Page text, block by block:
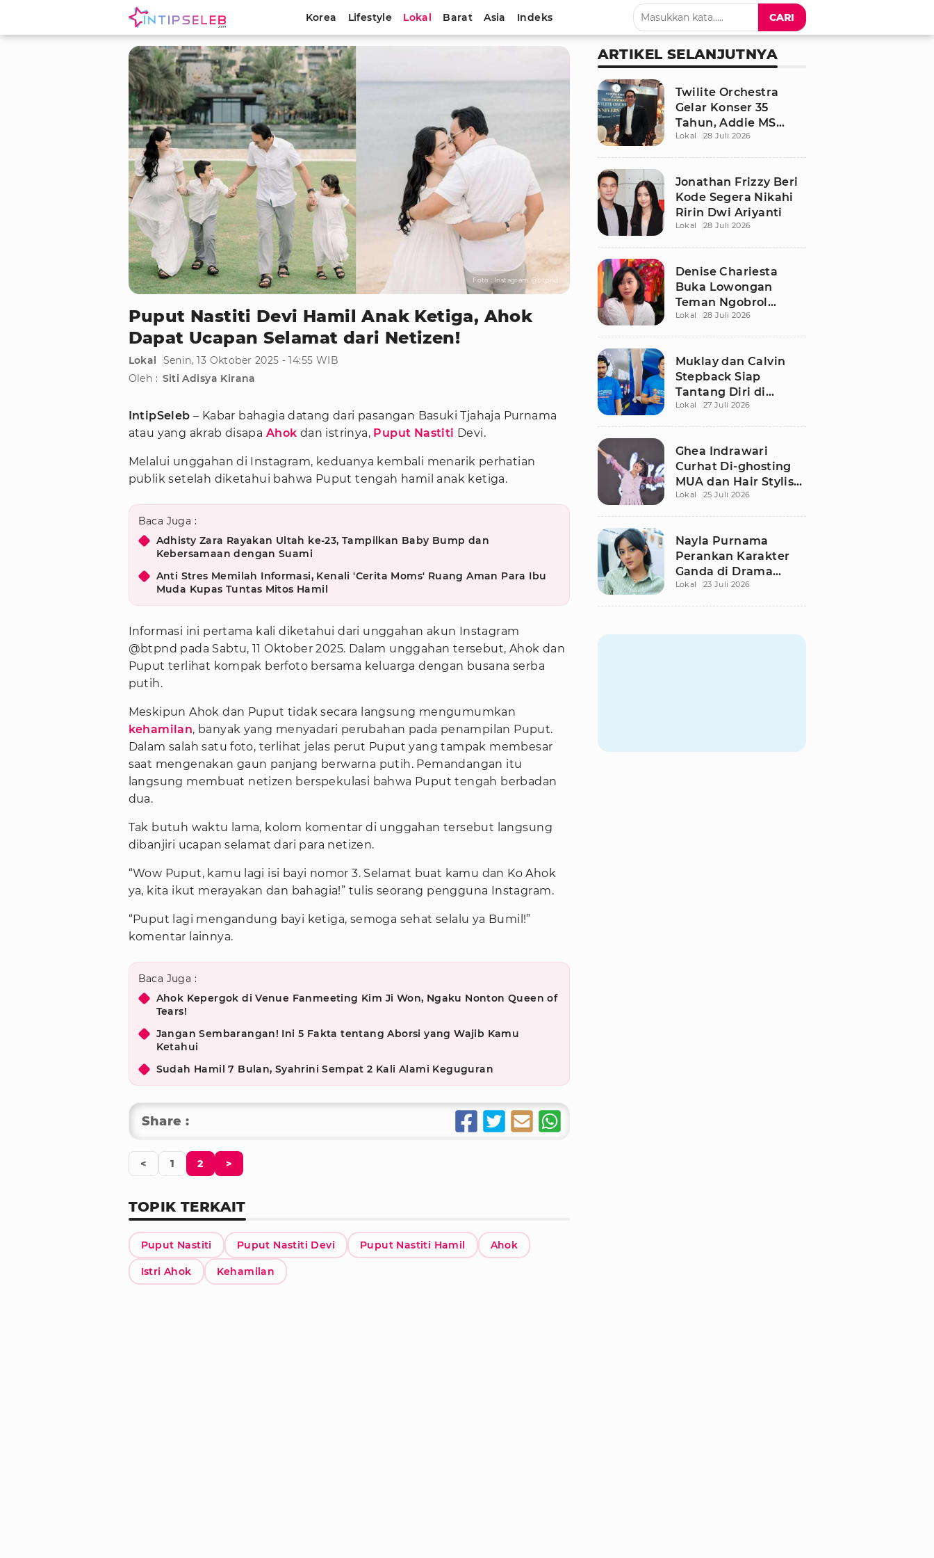
Korea Lifestyle Lokal Barat Asia Indeks CARI
Foto : Instagram @btpnd
Puput Nastiti Devi Hamil Anak Ketiga, Ahok
Dapat Ucapan Selamat dari Netizen!
Lokal
Senin, 13 Oktober 2025 - 14:55 WIB
Oleh : Siti Adisya Kirana
IntipSeleb – Kabar bahagia datang dari pasangan Basuki Tjahaja Purnama
atau yang akrab disapa Ahok dan istrinya, Puput Nastiti Devi.
Melalui unggahan di Instagram, keduanya kembali menarik perhatian
publik setelah diketahui bahwa Puput tengah hamil anak ketiga.
Baca Juga :
Adhisty Zara Rayakan Ultah ke-23, Tampilkan Baby Bump dan
Kebersamaan dengan Suami
Anti Stres Memilah Informasi, Kenali 'Cerita Moms' Ruang Aman Para Ibu
Muda Kupas Tuntas Mitos Hamil
Informasi ini pertama kali diketahui dari unggahan akun Instagram
@btpnd pada Sabtu, 11 Oktober 2025. Dalam unggahan tersebut, Ahok dan
Puput terlihat kompak berfoto bersama keluarga dengan busana serba
putih.
Meskipun Ahok dan Puput tidak secara langsung mengumumkan
kehamilan, banyak yang menyadari perubahan pada penampilan Puput.
Dalam salah satu foto, terlihat jelas perut Puput yang tampak membesar
saat mengenakan gaun panjang berwarna putih. Pemandangan itu
langsung membuat netizen berspekulasi bahwa Puput tengah berbadan
dua.
Tak butuh waktu lama, kolom komentar di unggahan tersebut langsung
dibanjiri ucapan selamat dari para netizen.
“Wow Puput, kamu lagi isi bayi nomor 3. Selamat buat kamu dan Ko Ahok
ya, kita ikut merayakan dan bahagia!” tulis seorang pengguna Instagram.
“Puput lagi mengandung bayi ketiga, semoga sehat selalu ya Bumil!”
komentar lainnya.
Baca Juga :
Ahok Kepergok di Venue Fanmeeting Kim Ji Won, Ngaku Nonton Queen of
Tears!
Jangan Sembarangan! Ini 5 Fakta tentang Aborsi yang Wajib Kamu
Ketahui
Sudah Hamil 7 Bulan, Syahrini Sempat 2 Kali Alami Keguguran
Share :
< 1 2 >
TOPIK TERKAIT
Puput Nastiti Puput Nastiti Devi Puput Nastiti Hamil Ahok
Istri Ahok Kehamilan
ARTIKEL SELANJUTNYA
Twilite Orchestra
Gelar Konser 35
Tahun, Addie MS
Ungkap Kisah Haru
Lokal 28 Juli 2026
Jonathan Frizzy Beri
Kode Segera Nikahi
Ririn Dwi Ariyanti
Lokal 28 Juli 2026
Denise Chariesta
Buka Lowongan
Teman Ngobrol
Bergaji Rp15 Juta, Ini
Lokal 28 Juli 2026
Muklay dan Calvin
Stepback Siap
Tantang Diri di
Kratingdaeng Red
Lokal 27 Juli 2026
Ghea Indrawari
Curhat Di-ghosting
MUA dan Hair Stylist
Jelang Manggung,
Lokal 25 Juli 2026
Nayla Purnama
Perankan Karakter
Ganda di Drama
Remaja Adaptasi AU
Lokal 23 Juli 2026